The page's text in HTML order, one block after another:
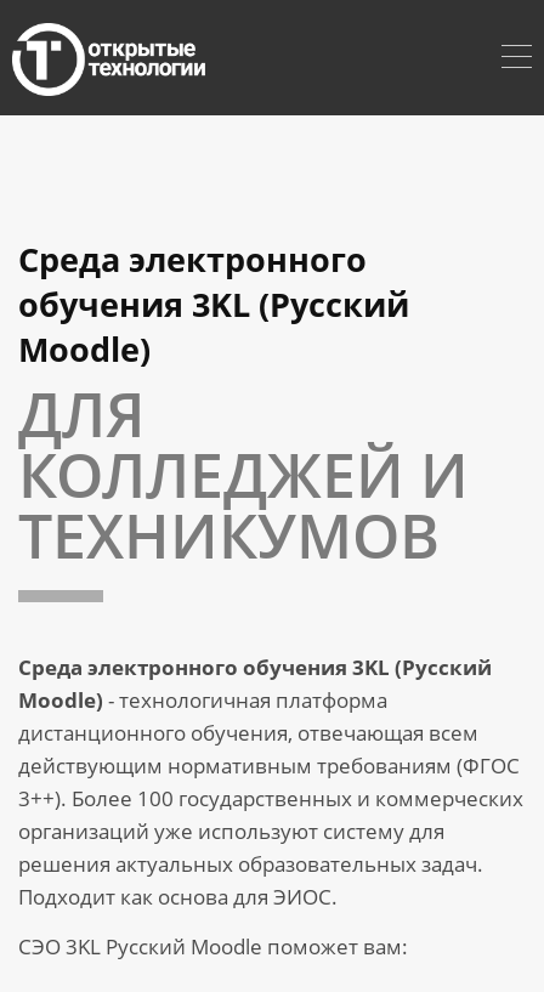
Среда электронного
обучения 3KL (Русский
Moodle)
ДЛЯ
КОЛЛЕДЖЕЙ И
ТЕХНИКУМОВ
Среда электронного обучения 3KL (Русский
Moodle) - технологичная платформа
дистанционного обучения, отвечающая всем
действующим нормативным требованиям (ФГОС
3++). Более 100 государственных и коммерческих
организаций уже используют систему для
решения актуальных образовательных задач.
Подходит как основа для ЭИОС.
СЭО 3KL Русский Moodle поможет вам: